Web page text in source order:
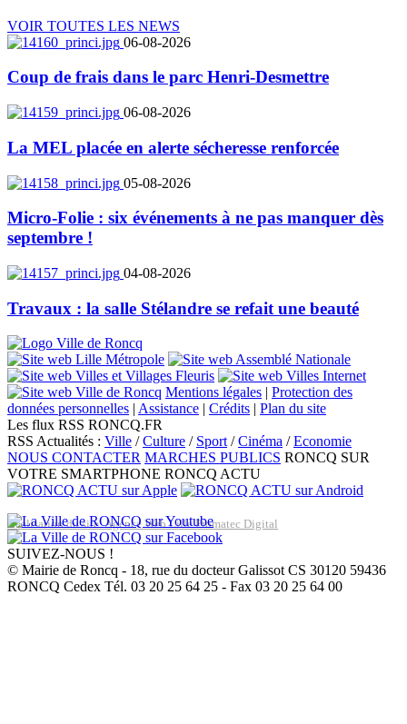
VOIR TOUTES LES NEWS
06-08-2026
Coup de frais dans le parc Henri-Desmettre
06-08-2026
La MEL placée en alerte sécheresse renforcée
05-08-2026
Micro-Folie : six événements à ne pas manquer dès
septembre !
04-08-2026
Travaux : la salle Stélandre se refait une beauté
Mentions légales | Protection des
données personnelles | Assistance | Crédits | Plan du site
Les flux RSS RONCQ.FR
RSS Actualités : Ville /Culture / Sport/Cinéma /Economie
NOUS CONTACTER MARCHES PUBLICS RONCQ SUR
VOTRE SMARTPHONE RONCQ ACTU
Réalisation du site: Agence Web Lille Promatec Digital
SUIVEZ-NOUS !
© Mairie de Roncq - 18, rue du docteur Galissot CS 30120 59436
RONCQ Cedex Tél. 03 20 25 64 25 - Fax 03 20 25 64 00